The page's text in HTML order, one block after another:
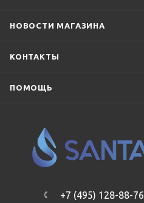
НОВОСТИ МАГАЗИНА
КОНТАКТЫ
ПОМОЩЬ
+7 (495) 128-88-76